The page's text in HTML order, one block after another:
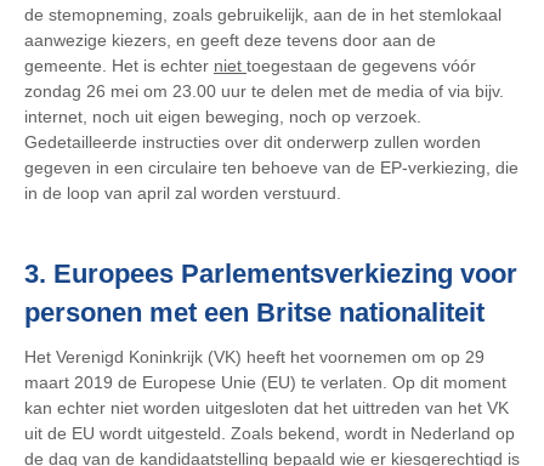
de stemopneming, zoals gebruikelijk, aan de in het stemlokaal
aanwezige kiezers, en geeft deze tevens door aan de
gemeente. Het is echter niet toegestaan de gegevens vóór
zondag 26 mei om 23.00 uur te delen met de media of via bijv.
internet, noch uit eigen beweging, noch op verzoek.
Gedetailleerde instructies over dit onderwerp zullen worden
gegeven in een circulaire ten behoeve van de EP-verkiezing, die
in de loop van april zal worden verstuurd.
3. Europees Parlementsverkiezing voor
personen met een Britse nationaliteit
Het Verenigd Koninkrijk (VK) heeft het voornemen om op 29
maart 2019 de Europese Unie (EU) te verlaten. Op dit moment
kan echter niet worden uitgesloten dat het uittreden van het VK
uit de EU wordt uitgesteld. Zoals bekend, wordt in Nederland op
de dag van de kandidaatstelling bepaald wie er kiesgerechtigd is